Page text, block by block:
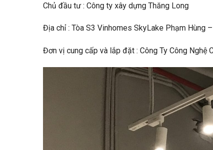
Chủ đầu tư : Công ty xây dựng Thăng Long
Địa chỉ : Tòa S3 Vinhomes SkyLake Phạm Hùng
Đơn vị cung cấp và lắp đặt : Công Ty Công Nghệ